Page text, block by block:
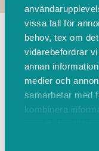
vissa fall för
behov, tex om
vidarebefordrar
annan
medier och
samarbetar med
kombinera
TILLBAKA
Leverantörer
Sortera på